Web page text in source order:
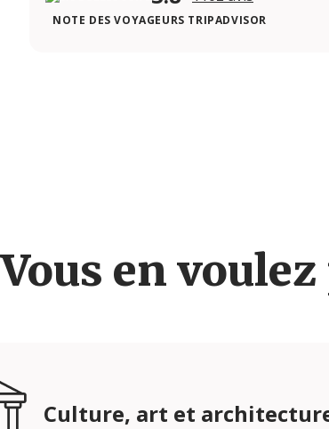
NOTE DES VOYAGEURS TRIPADVISOR
Vous en voulez
Culture, art et